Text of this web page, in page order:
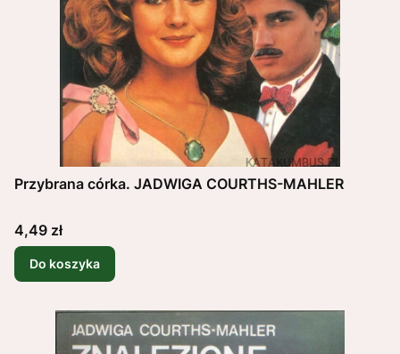
Przybrana córka. JADWIGA COURTHS-MAHLER
Cena
4,49 zł
Do koszyka